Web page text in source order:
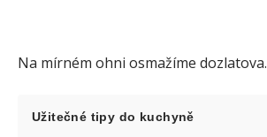
Na mírném ohni osmažíme dozlatova.
Užitečné tipy do kuchyně